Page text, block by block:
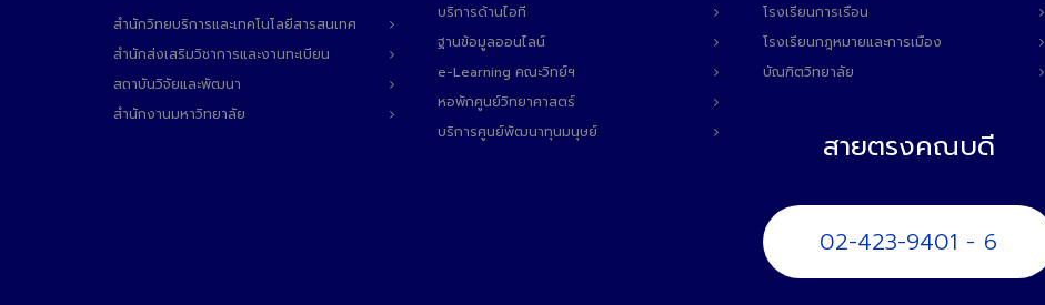
สำนักวิทยบริการและเทคโนโลยีสารสนเทศ
สำนักส่งเสริมวิชาการและงานทะเบียน
สถาบันวิจัยและพัฒนา
สำนักงานมหาวิทยาลัย
บริการด้านไอที
ฐานข้อมูลออนไลน์
e-Learning คณะวิทย์ฯ
หอพักศูนย์วิทยาศาสตร์
บริการศูนย์พัฒนาทุนมนุษย์
โรงเรียนการเรือน
โรงเรียนกฎหมายและการเมือง
บัณฑิตวิทยาลัย
สายตรงคณบดี
02-423-9401 - 6